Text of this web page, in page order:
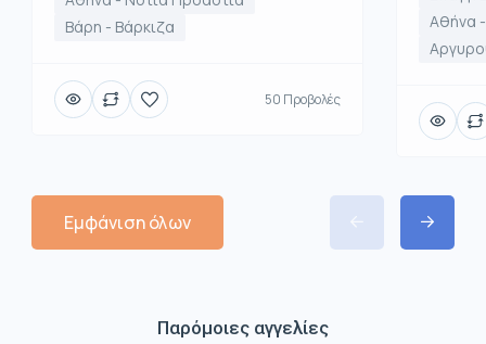
Βάρη - Βάρκιζα
50 Προβολές
Αθήνα
Εμφάνιση όλων
Παρόμοιες αγγελίες